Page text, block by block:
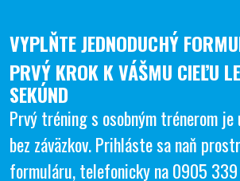
VYPLŇTE JEDNODUCHÝ
PRVÝ KROK K VÁŠMU CIEĽU
SEKÚND
Prvý tréning s osobným trénerom je
bez záväzkov. Prihláste sa naň
formuláru, telefonicky na0905